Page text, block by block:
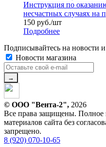
Инструкция по
несчастных случаях на
150 руб./шт
Подробнее
Подписывайтесь на новости
Новости магазина
© ООО "Вента-2", 2026
Все права защищены. Полное
материалов сайта без
запрещено.
8 (920) 070-10-65